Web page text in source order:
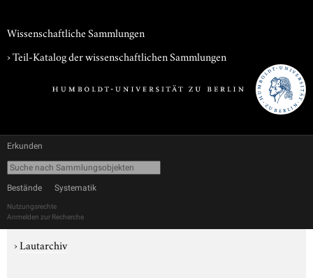
Wissenschaftliche Sammlungen
› Teil-Katalog der wissenschaftlichen Sammlungen
Erkunden
Bestände Systematik
Nutzungsrechte
Anmelden zur Recherche
›Lautarchiv